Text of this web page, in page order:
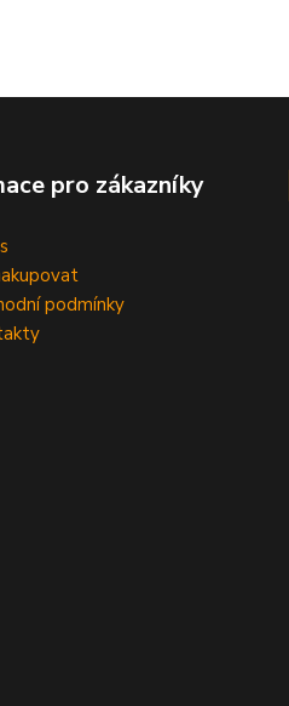
pro zákazníky
podmínky